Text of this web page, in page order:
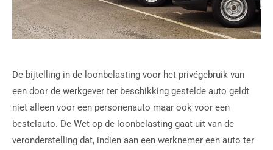
De bijtelling in de loonbelasting voor het privégebruik van
een door de werkgever ter beschikking gestelde auto geldt
niet alleen voor een personenauto maar ook voor een
bestelauto. De Wet op de loonbelasting gaat uit van de
veronderstelling dat, indien aan een werknemer een auto ter